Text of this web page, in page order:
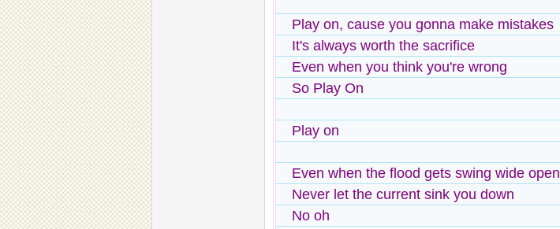
Play on, cause you gonna make mistakes
It's always worth the sacrifice
Even when you think you're wrong
So Play On
Play on
Even when the flood gets swing wide open
Never let the current sink you down
No oh